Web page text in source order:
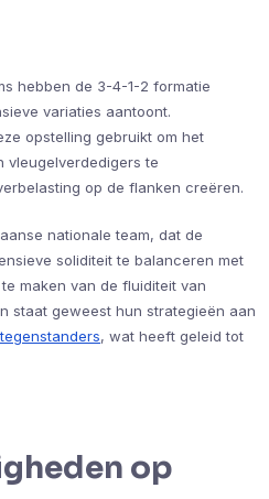
hebben de 3-4-1-2 formatie
variaties aantoont.
opstelling gebruikt om het
vleugelverdedigers te
op de flanken creëren.
nationale team, dat de
soliditeit te balanceren met
maken van de fluiditeit van
staat geweest hun strategieën aan
, wat heeft geleid tot
op